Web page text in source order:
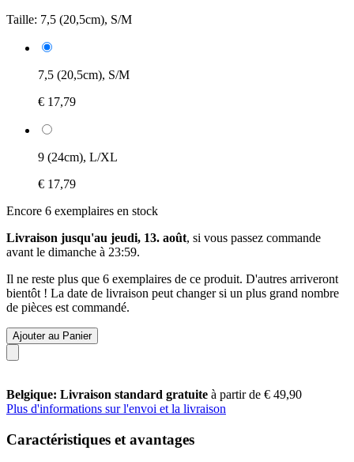
Taille: 7,5 (20,5cm), S/M
7,5 (20,5cm), S/M
€ 17,79
9 (24cm), L/XL
€ 17,79
Encore 6 exemplaires en stock
Livraison jusqu'au jeudi, 13. août, si vous passez commande
avant le dimanche à 23:59.
Il ne reste plus que 6 exemplaires de ce produit. D'autres arriveront
bientôt ! La date de livraison peut changer si un plus grand nombre
de pièces est commandé.
Ajouter au Panier
Belgique: Livraison standard gratuite à partir de € 49,90
Plus d'informations sur l'envoi et la livraison
Caractéristiques et avantages